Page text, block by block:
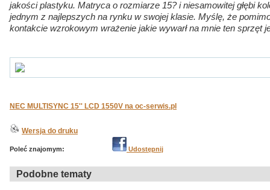
jakości plastyku. Matryca o rozmiarze 15? i niesamowitej głębi
jednym z najlepszych na rynku w swojej klasie. Myślę, że
kontakcie wzrokowym wrażenie jakie wywarł na mnie ten sprzęt
NEC MULTISYNC 15'' LCD 1550V na oc-serwis.pl
Wersja do druku
Poleć znajomym: Udostępnij
Podobne tematy